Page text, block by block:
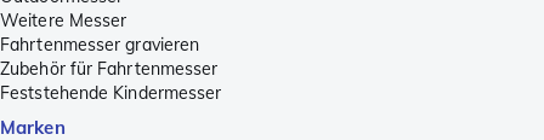
Weitere Messer
Fahrtenmesser gravieren
Zubehör für Fahrtenmesser
Feststehende Kindermesser
Marken